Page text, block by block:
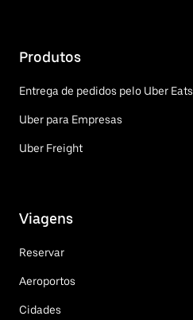
Produtos
Entrega de pedidos pelo Uber Eats
Uber para Empresas
Uber Freight
Viagens
Reservar
Aeroportos
Cidades